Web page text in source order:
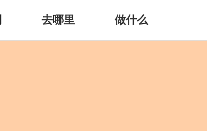
去哪里 做什么